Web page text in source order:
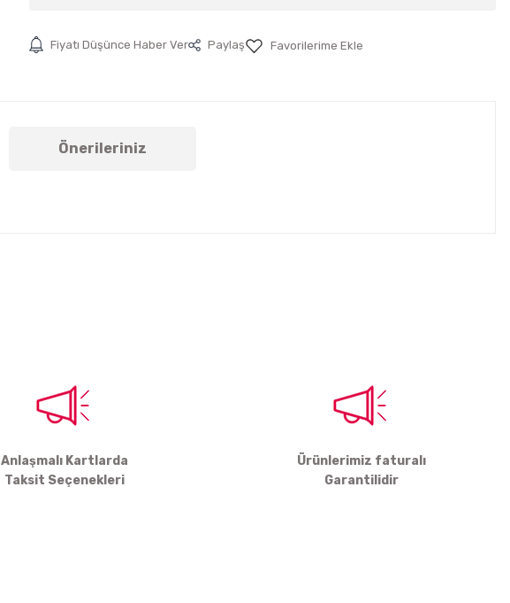
Fiyatı Düşünce Haber Ver Paylaş
Önerileriniz
Anlaşmalı Kartlarda
Taksit Seçenekleri
Ürünlerimiz faturalı
Garantilidir